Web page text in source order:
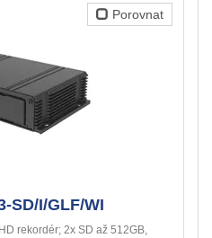
Porovnat
SD/I/GLF/WI
rekordér; 2x SD až 512GB,